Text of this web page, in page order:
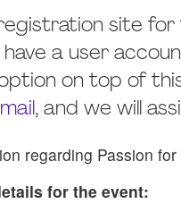
site
a user
on top of
, and we will
regarding Passion
for the event: